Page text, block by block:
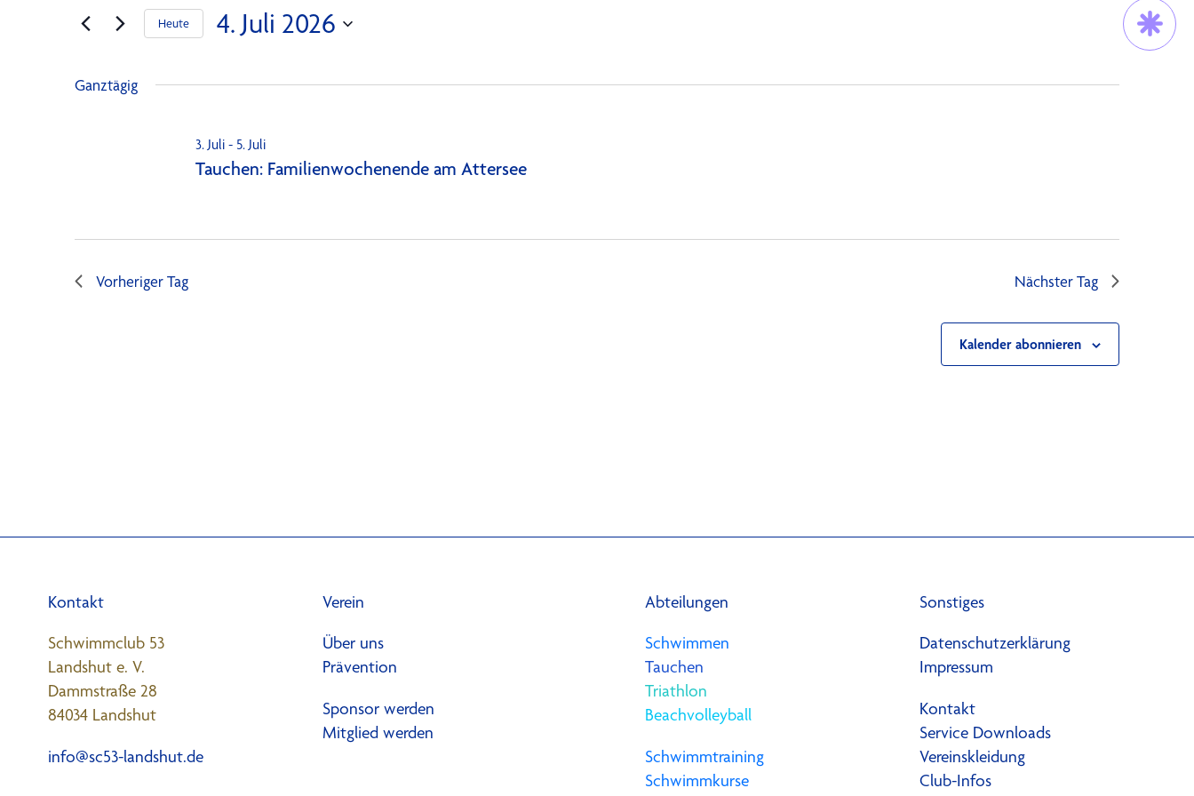
4.
und
Ansichten,
Heute 4. Juli 2026
Ganztägig
Tauchen: Familienwochenende am Attersee
3. Juli- 5. Juli
Vorheriger Tag Nächster Tag
Kalender abonnieren
Kontakt
Schwimmclub 53
Landshut e. V.
Dammstraße 28
84034 Landshut
info@sc53-landshut.de
Verein
Über uns
Prävention
Sponsor werden
Mitglied werden
Abteilungen
Schwimmen
Tauchen
Triathlon
Beachvolleyball
Schwimmtraining
Schwimmkurse
Sonstiges
Datenschutzerklärung
Impressum
Kontakt
Service Downloads
Vereinskleidung
Club-Infos